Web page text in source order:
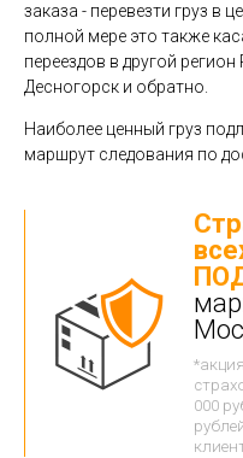
заказа - перевезти груз в
полной мере это также
переездов в другой
Десногорск и обратно.
Наиболее ценный груз
маршрут следования по
000